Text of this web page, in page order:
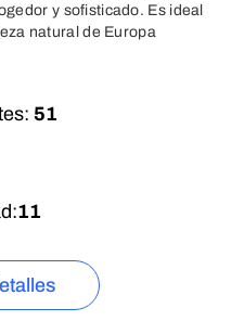
y sofisticado. Es ideal
natural de Europa
51
11